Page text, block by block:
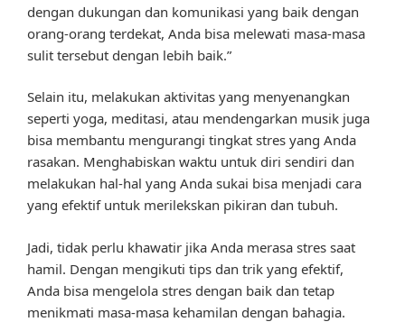
dengan dukungan dan komunikasi yang baik dengan
orang-orang terdekat, Anda bisa melewati masa-masa
sulit tersebut dengan lebih baik.”
Selain itu, melakukan aktivitas yang menyenangkan
seperti yoga, meditasi, atau mendengarkan musik juga
bisa membantu mengurangi tingkat stres yang Anda
rasakan. Menghabiskan waktu untuk diri sendiri dan
melakukan hal-hal yang Anda sukai bisa menjadi cara
yang efektif untuk merilekskan pikiran dan tubuh.
Jadi, tidak perlu khawatir jika Anda merasa stres saat
hamil. Dengan mengikuti tips dan trik yang efektif,
Anda bisa mengelola stres dengan baik dan tetap
menikmati masa-masa kehamilan dengan bahagia.